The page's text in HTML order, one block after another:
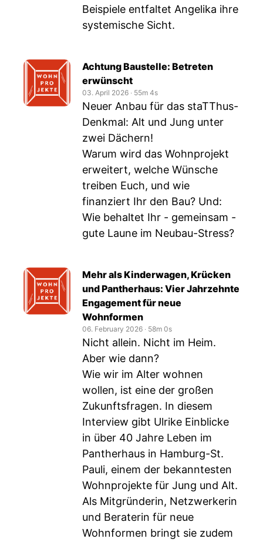
Beispiele entfaltet Angelika ihre
systemische Sicht.
Achtung Baustelle: Betreten
erwünscht
03. April 2026 ‧ 55m 4s
Neuer Anbau für das staTThus-
Denkmal: Alt und Jung unter
zwei Dächern!
Warum wird das Wohnprojekt
erweitert, welche Wünsche
treiben Euch, und wie
finanziert Ihr den Bau? Und:
Wie behaltet Ihr - gemeinsam -
gute Laune im Neubau-Stress?
Mehr als Kinderwagen, Krücken
und Pantherhaus: Vier Jahrzehnte
Engagement für neue
Wohnformen
06. February 2026 ‧ 58m 0s
Nicht allein. Nicht im Heim.
Aber wie dann?
Wie wir im Alter wohnen
wollen, ist eine der großen
Zukunftsfragen. In diesem
Interview gibt Ulrike Einblicke
in über 40 Jahre Leben im
Pantherhaus in Hamburg-St.
Pauli, einem der bekanntesten
Wohnprojekte für Jung und Alt.
Als Mitgründerin, Netzwerkerin
und Beraterin für neue
Wohnformen bringt sie zudem